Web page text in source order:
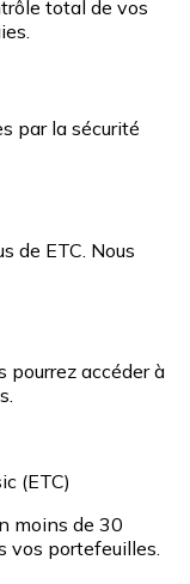
total de vos
par la sécurité
de ETC. Nous
pourrez accéder à
(ETC)
moins de 30
vos portefeuilles.